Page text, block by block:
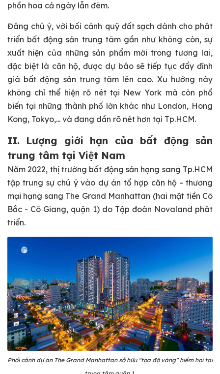
phồn hoa cả ngày lẫn đêm.
Đáng chú ý, với bối cảnh quỹ đất sạch dành cho phát
triển bất động sản trung tâm gần như không còn, sự
xuất hiện của những sản phẩm mới trong tương lai,
đặc biệt là căn hộ, được dự báo sẽ tiếp tục đẩy đỉnh
giá bất động sản trung tâm lên cao. Xu hướng này
không chỉ thể hiện rõ nét tại New York mà còn phổ
biến tại những thành phố lớn khác như London, Hong
Kong, Tokyo,... và đang dần rõ nét hơn tại Tp.HCM.
II. Lượng giới hạn của bất động sản
trung tâm tại Việt Nam
Năm 2022, thị trường bất động sản hạng sang Tp.HCM
tập trung sự chú ý vào dự án tổ hợp căn hộ - thương
mại hạng sang The Grand Manhattan (hai mặt tiền Cô
Bắc - Cô Giang, quận 1) do Tập đoàn Novaland phát
triển.
Phối cảnh dự án The Grand Manhattan sở hữu "tọa độ vàng" hiếm hoi tại